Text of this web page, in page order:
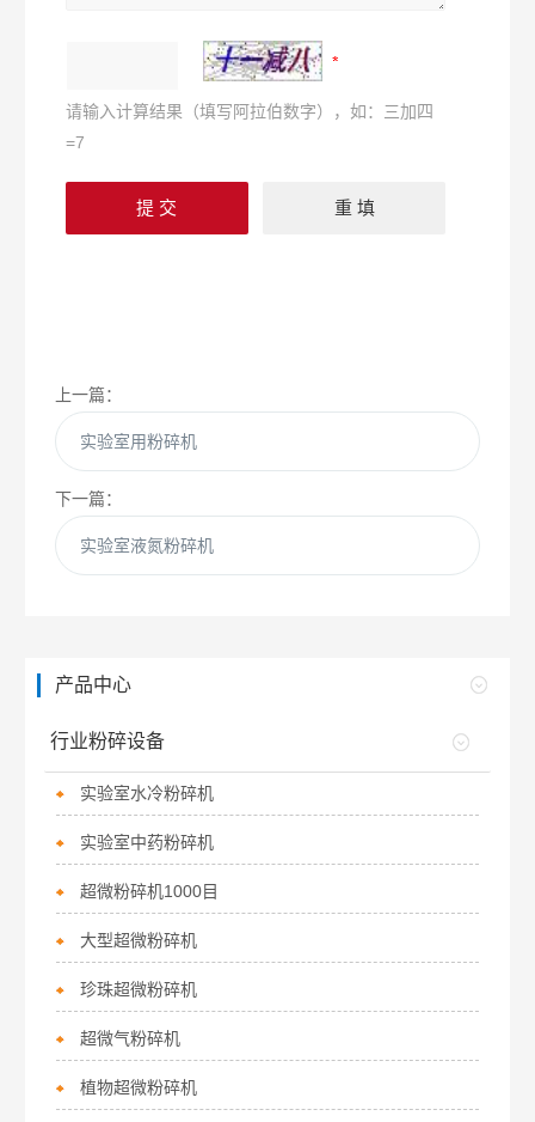
请输入计算结果（填写阿拉伯数字），如：三加四
=7
上一篇：
实验室用粉碎机
下一篇：
实验室液氮粉碎机
产品中心
行业粉碎设备
实验室水冷粉碎机
实验室中药粉碎机
超微粉碎机1000目
大型超微粉碎机
珍珠超微粉碎机
超微气粉碎机
植物超微粉碎机